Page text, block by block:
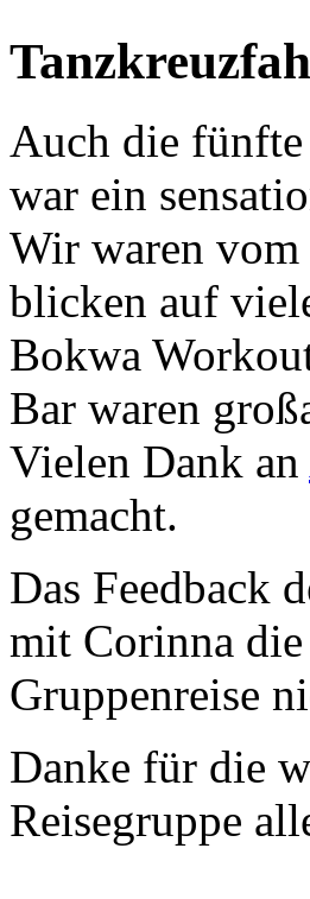
Auch die
war ein
Wir waren
blicken auf
Bokwa
Bar waren
Vielen Dank an
gemacht.
Das Feedback
mit Corinna die
Gruppenreise
Danke für die
Reisegruppe